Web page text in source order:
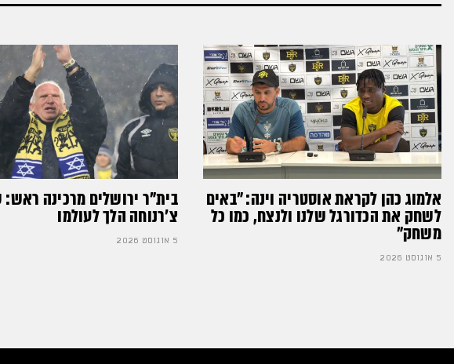
אלמוג כהן לקראת אוסטריה וינה: ״באים
לשחק את הכדורגל שלנו ולנצח, כמו כל
משחק״
5 אוגוסט 2026
בית"ר ירושלים מרכינה ראש:
צ'רנוחה הלך לעולמו
5 אוגוסט 2026